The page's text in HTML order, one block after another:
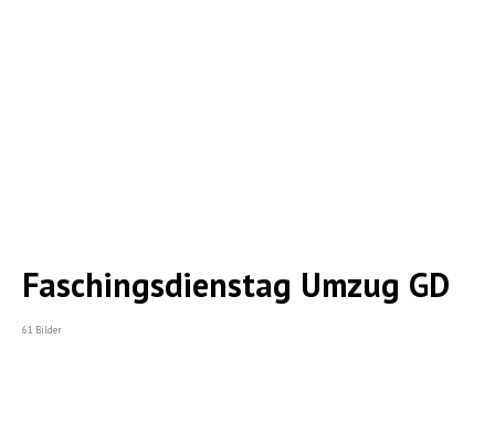
Faschingsdienstag Umzug GD
61 Bilder